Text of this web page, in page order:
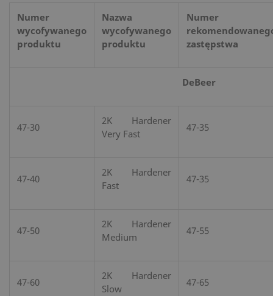
Numer
wycofywanego
produktu
Nazwa
wycofywanego
produktu
Numer
zastępstwa
DeBeer
47-30
2K Hardener
Very Fast
47-35
47-40
2K Hardener
Fast
47-35
47-50
2K Hardener
Medium
47-55
47-60
2K Hardener
Slow
47-65